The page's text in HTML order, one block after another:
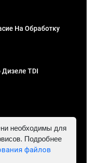
На Обработку
TDI
781302555843,
необходимы для
Подробнее
файлов